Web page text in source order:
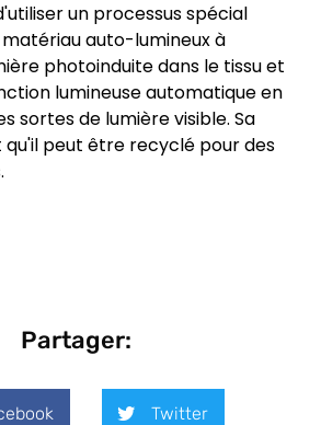
un processus spécial
auto-lumineux à
photoinduite dans le tissu et
lumineuse automatique en
sortes de lumière visible. Sa
peut être recyclé pour des
Partager:
Twitter